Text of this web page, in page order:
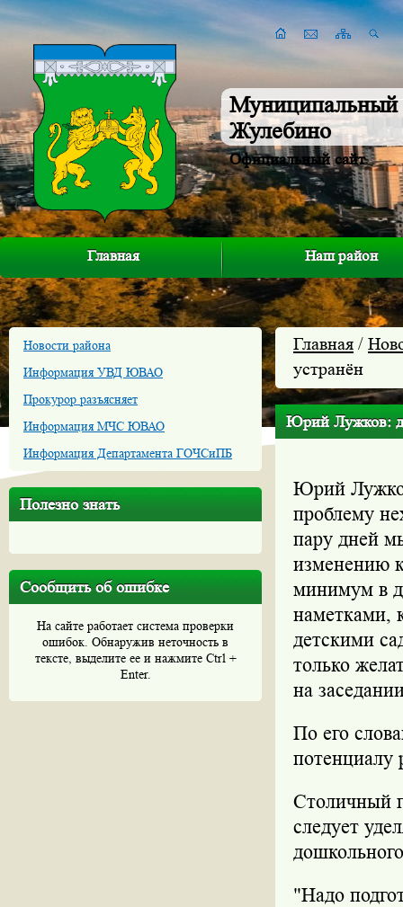
Муниципальный
Жулебино
Официальный сайт
Главная Наш район
Новости района
Информация УВД ЮВАО
Прокурор разъясняет
Информация МЧС ЮВАО
Информация Департамента ГОЧСиПБ
Полезно знать
Сообщить об ошибке
На сайте работает система проверки
ошибок. Обнаружив неточность в
тексте, выделите ее и нажмите Ctrl +
Enter.
Главная /
устранён
Юрий Лужков:
Юрий
проблему
пару дней
изменению
минимум в
наметками,
детскими
только
на
По его
потенциалу
Столичный
следует
"Надо